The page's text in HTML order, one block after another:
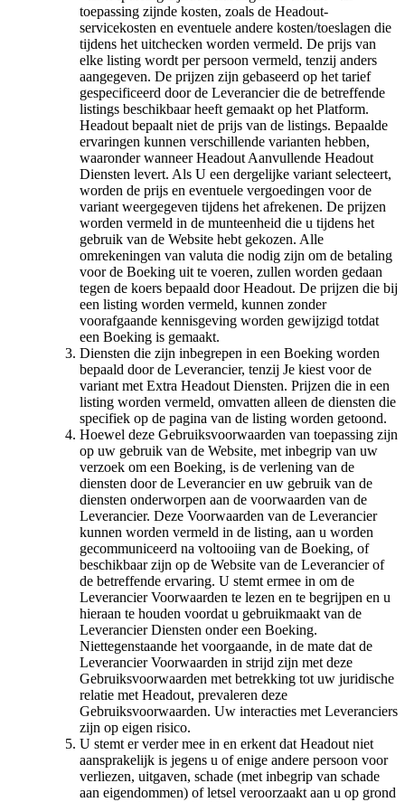
toepassing zijnde kosten, zoals de Headout-
servicekosten en eventuele andere kosten/toeslagen die
tijdens het uitchecken worden vermeld. De prijs van
elke listing wordt per persoon vermeld, tenzij anders
aangegeven. De prijzen zijn gebaseerd op het tarief
gespecificeerd door de Leverancier die de betreffende
listings beschikbaar heeft gemaakt op het Platform.
Headout bepaalt niet de prijs van de listings. Bepaalde
ervaringen kunnen verschillende varianten hebben,
waaronder wanneer Headout Aanvullende Headout
Diensten levert. Als U een dergelijke variant selecteert,
worden de prijs en eventuele vergoedingen voor de
variant weergegeven tijdens het afrekenen. De prijzen
worden vermeld in de munteenheid die u tijdens het
gebruik van de Website hebt gekozen. Alle
omrekeningen van valuta die nodig zijn om de betaling
voor de Boeking uit te voeren, zullen worden gedaan
tegen de koers bepaald door Headout. De prijzen die bij
een listing worden vermeld, kunnen zonder
voorafgaande kennisgeving worden gewijzigd totdat
een Boeking is gemaakt.
Diensten die zijn inbegrepen in een Boeking worden
bepaald door de Leverancier, tenzij Je kiest voor de
variant met Extra Headout Diensten. Prijzen die in een
listing worden vermeld, omvatten alleen de diensten die
specifiek op de pagina van de listing worden getoond.
Hoewel deze Gebruiksvoorwaarden van toepassing zijn
op uw gebruik van de Website, met inbegrip van uw
verzoek om een Boeking, is de verlening van de
diensten door de Leverancier en uw gebruik van de
diensten onderworpen aan de voorwaarden van de
Leverancier. Deze Voorwaarden van de Leverancier
kunnen worden vermeld in de listing, aan u worden
gecommuniceerd na voltooiing van de Boeking, of
beschikbaar zijn op de Website van de Leverancier of
de betreffende ervaring. U stemt ermee in om de
Leverancier Voorwaarden te lezen en te begrijpen en u
hieraan te houden voordat u gebruikmaakt van de
Leverancier Diensten onder een Boeking.
Niettegenstaande het voorgaande, in de mate dat de
Leverancier Voorwaarden in strijd zijn met deze
Gebruiksvoorwaarden met betrekking tot uw juridische
relatie met Headout, prevaleren deze
Gebruiksvoorwaarden. Uw interacties met Leveranciers
zijn op eigen risico.
U stemt er verder mee in en erkent dat Headout niet
aansprakelijk is jegens u of enige andere persoon voor
verliezen, uitgaven, schade (met inbegrip van schade
aan eigendommen) of letsel veroorzaakt aan u op grond